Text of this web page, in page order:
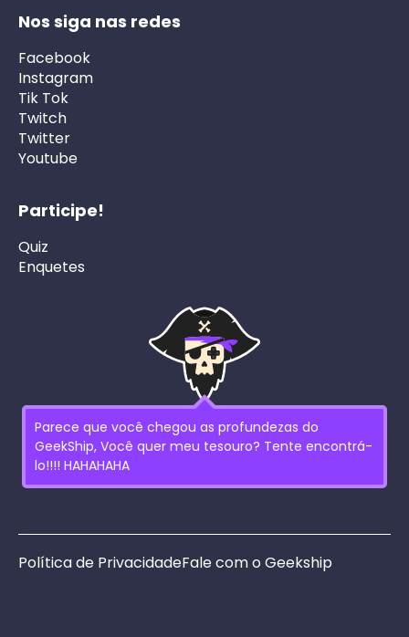
Nos siga nas redes
Facebook
Instagram
Tik Tok
Twitch
Twitter
Youtube
Participe!
Quiz
Enquetes
Parece que você chegou as profundezas do
GeekShip, Você quer meu tesouro? Tente encontrá-
lo!!!! HAHAHAHA
Política de PrivacidadeFale com o Geekship